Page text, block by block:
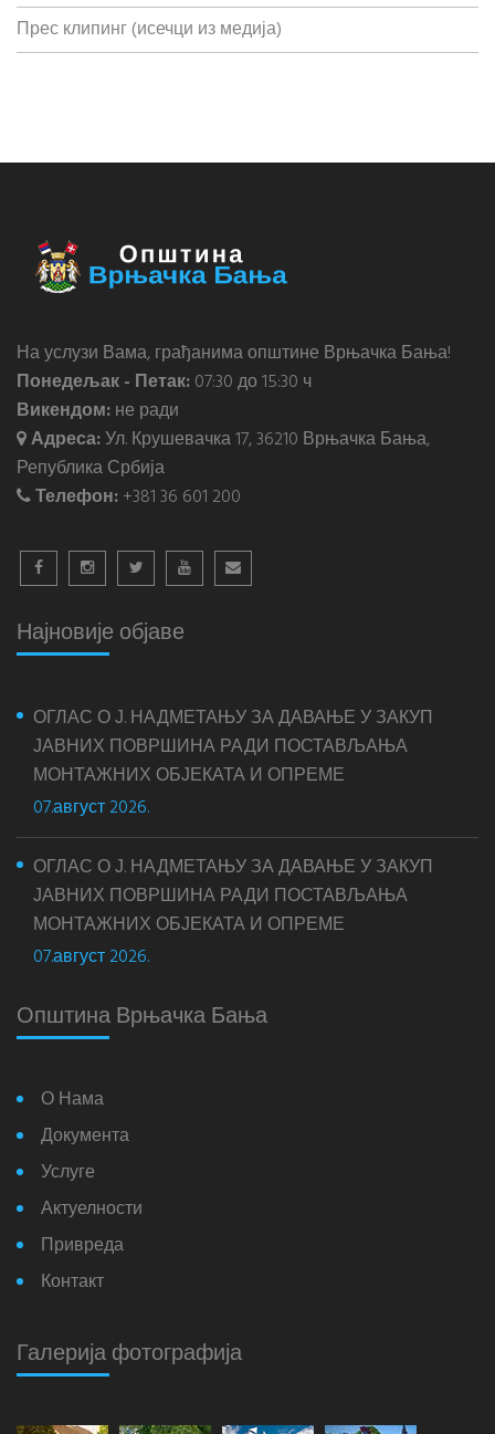
Прес клипинг (исечци из медија)
На услузи Вама, грађанима општине Врњачка Бања!
Понедељак - Петак:07:30 до 15:30 ч
Викендом:не ради
Адреса:Ул. Крушевачка 17, 36210 Врњачка Бања,
Република Србија
Телефон:+381 36 601 200
Најновије објаве
ОГЛАС О Ј. НАДМЕТАЊУ ЗА ДАВАЊЕ У ЗАКУП
ЈАВНИХ ПОВРШИНА РАДИ ПОСТАВЉАЊА
МОНТАЖНИХ ОБЈЕКАТА И ОПРЕМЕ
07.август 2026.
ОГЛАС О Ј. НАДМЕТАЊУ ЗА ДАВАЊЕ У ЗАКУП
ЈАВНИХ ПОВРШИНА РАДИ ПОСТАВЉАЊА
МОНТАЖНИХ ОБЈЕКАТА И ОПРЕМЕ
07.август 2026.
Општина Врњачка Бања
О Нама
Документа
Услуге
Актуелности
Привреда
Контакт
Галерија фотографија